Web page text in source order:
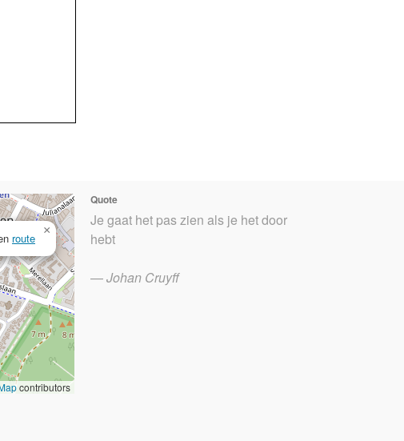
route
×
contributors
Quote
Je gaat het pas zien als je het door
hebt
—Johan Cruyff